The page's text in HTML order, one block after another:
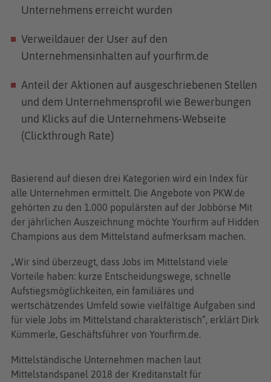
Unternehmens erreicht wurden
Verweildauer der User auf den
Unternehmensinhalten auf yourfirm.de
Anteil der Aktionen auf ausgeschriebenen Stellen
und dem Unternehmensprofil wie Bewerbungen
und Klicks auf die Unternehmens-Webseite
(Clickthrough Rate)
Basierend auf diesen drei Kategorien wird ein Index für
alle Unternehmen ermittelt. Die Angebote von PKW.de
gehörten zu den 1.000 populärsten auf der Jobbörse Mit
der jährlichen Auszeichnung möchte Yourfirm auf Hidden
Champions aus dem Mittelstand aufmerksam machen.
„Wir sind überzeugt, dass Jobs im Mittelstand viele
Vorteile haben: kurze Entscheidungswege, schnelle
Aufstiegsmöglichkeiten, ein familiäres und
wertschätzendes Umfeld sowie vielfältige Aufgaben sind
für viele Jobs im Mittelstand charakteristisch“, erklärt Dirk
Kümmerle, Geschäftsführer von Yourfirm.de.
Mittelständische Unternehmen machen laut
Mittelstandspanel 2018 der Kreditanstalt für